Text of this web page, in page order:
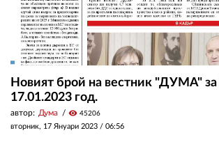
Новият брой на вестник "ДУМА"
17.01.2023 год.
автор: Дума visibility 45206
вторник, 17 Януари 2023 / 06:56